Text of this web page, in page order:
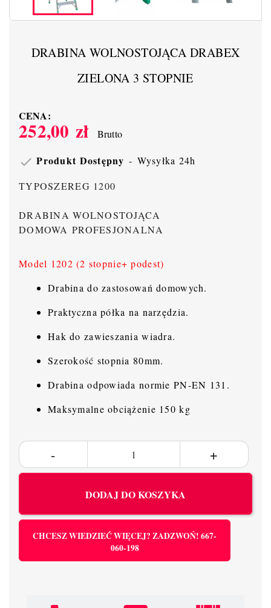
DRABINA WOLNOSTOJĄCA DRABEX
ZIELONA 3 STOPNIE
CENA:
252,00 zł Brutto
 Produkt Dostępny Wysyłka 24h
TYPOSZEREG 1200
DRABINA WOLNOSTOJĄCA
DOMOWA PROFESJONALNA
Model 1202 (2 stopnie+ podest)
Drabina do zastosowań domowych.
Praktyczna półka na narzędzia.
Hak do zawieszania wiadra.
Szerokość stopnia 80mm.
Drabina odpowiada normie PN-EN 131.
Maksymalne obciążenie 150 kg
DODAJ DO KOSZYKA
CHCESZ WIEDZIEĆ WIĘCEJ? ZADZWOŃ! 667-
060-198